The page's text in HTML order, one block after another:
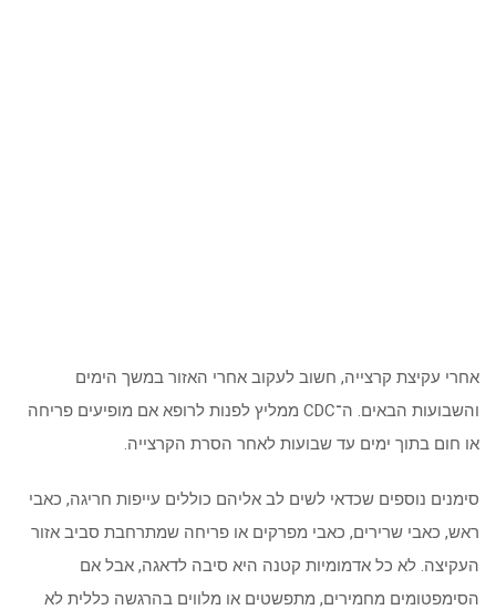
אחרי עקיצת קרצייה, חשוב לעקוב אחרי האזור במשך הימים
והשבועות הבאים. ה־CDC ממליץ לפנות לרופא אם מופיעים פריחה
או חום בתוך ימים עד שבועות לאחר הסרת הקרצייה.
סימנים נוספים שכדאי לשים לב אליהם כוללים עייפות חריגה, כאבי
ראש, כאבי שרירים, כאבי מפרקים או פריחה שמתרחבת סביב אזור
העקיצה. לא כל אדמומיות קטנה היא סיבה לדאגה, אבל אם
הסימפטומים מחמירים, מתפשטים או מלווים בהרגשה כללית לא